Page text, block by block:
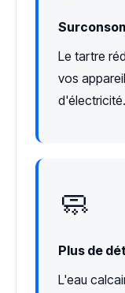
Le tartre
vos
d'électricité.
🧼
Plus de
L'eau